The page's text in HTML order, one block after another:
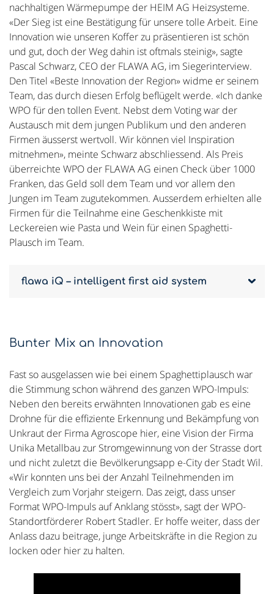
nachhaltigen Wärmepumpe der HEIM AG Heizsysteme.
«Der Sieg ist eine Bestätigung für unsere tolle Arbeit. Eine
Innovation wie unseren Koffer zu präsentieren ist schön
und gut, doch der Weg dahin ist oftmals steinig», sagte
Pascal Schwarz, CEO der FLAWA AG, im Siegerinterview.
Den Titel «Beste Innovation der Region» widme er seinem
Team, das durch diesen Erfolg beflügelt werde. «Ich danke
WPO für den tollen Event. Nebst dem Voting war der
Austausch mit dem jungen Publikum und den anderen
Firmen äusserst wertvoll. Wir können viel Inspiration
mitnehmen», meinte Schwarz abschliessend. Als Preis
überreichte WPO der FLAWA AG einen Check über 1000
Franken, das Geld soll dem Team und vor allem den
Jungen im Team zugutekommen. Ausserdem erhielten alle
Firmen für die Teilnahme eine Geschenkkiste mit
Leckereien wie Pasta und Wein für einen Spaghetti-
Plausch im Team.
flawa iQ – intelligent first aid system
Bunter Mix an Innovation
Fast so ausgelassen wie bei einem Spaghettiplausch war
die Stimmung schon während des ganzen WPO-Impuls:
Neben den bereits erwähnten Innovationen gab es eine
Drohne für die effiziente Erkennung und Bekämpfung von
Unkraut der Firma Agroscope hier, eine Vision der Firma
Unika Metallbau zur Stromgewinnung von der Strasse dort
und nicht zuletzt die Bevölkerungsapp e-City der Stadt Wil.
«Wir konnten uns bei der Anzahl Teilnehmenden im
Vergleich zum Vorjahr steigern. Das zeigt, dass unser
Format WPO-Impuls auf Anklang stösst», sagt der WPO-
Standortförderer Robert Stadler. Er hoffe weiter, dass der
Anlass dazu beitrage, junge Arbeitskräfte in die Region zu
locken oder hier zu halten.